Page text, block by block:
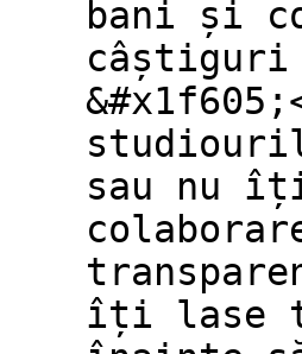
bani și
câștiguri
sau nu
îți lase